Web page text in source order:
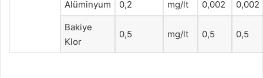
Alüminyum 0,2 mg/lt 0,002 0,002
Bakiye
Klor
0,5 mg/lt 0,5 0,5